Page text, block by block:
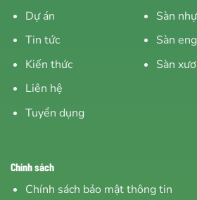
Dự án
Tin tức
Kiến thức
Liên hệ
Tuyển dụng
Sàn
Sàn
Sàn
Chính sách
Chính sách bảo mật thông tin